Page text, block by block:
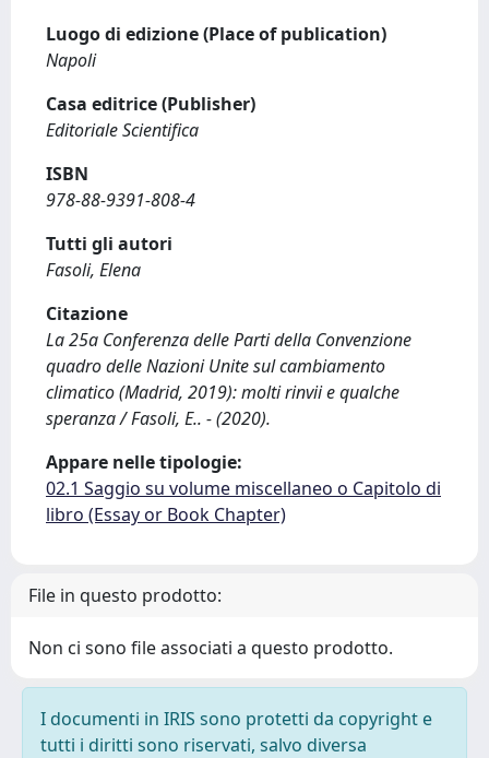
Luogo di edizione (Place of publication)
Napoli
Casa editrice (Publisher)
Editoriale Scientifica
ISBN
978-88-9391-808-4
Tutti gli autori
Fasoli, Elena
Citazione
La 25a Conferenza delle Parti della Convenzione
quadro delle Nazioni Unite sul cambiamento
climatico (Madrid, 2019): molti rinvii e qualche
speranza / Fasoli, E.. - (2020).
Appare nelle tipologie:
02.1 Saggio su volume miscellaneo o Capitolo di
libro (Essay or Book Chapter)
File in questo prodotto:
Non ci sono file associati a questo prodotto.
I documenti in IRIS sono protetti da copyright e
tutti i diritti sono riservati, salvo diversa